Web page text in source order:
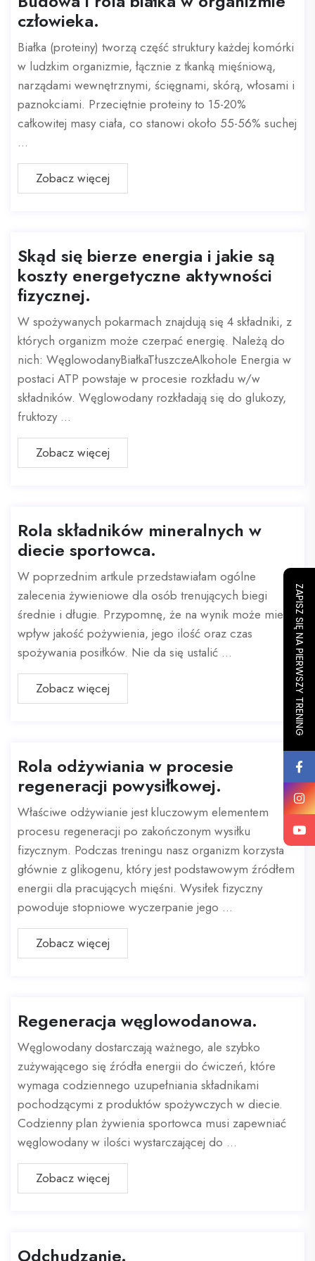
człowieka.
Białka (proteiny) tworzą część struktury każdej komórki
w ludzkim organizmie, łącznie z tkanką mięśniową,
narządami wewnętrznymi, ścięgnami, skórą, włosami i
paznokciami. Przeciętnie proteiny to 15-20%
całkowitej masy ciała, co stanowi około 55-56% suchej
...
Zobacz więcej
Skąd się bierze energia i jakie są
koszty energetyczne aktywności
fizycznej.
W spożywanych pokarmach znajdują się 4 składniki, z
których organizm może czerpać energię. Należą do
nich: WęglowodanyBiałkaTłuszczeAlkohole Energia w
postaci ATP powstaje w procesie rozkładu w/w
składników. Węglowodany rozkładają się do glukozy,
fruktozy ...
Zobacz więcej
Rola składników mineralnych w
diecie sportowca.
W poprzednim artkule przedstawiałam ogólne
zalecenia żywieniowe dla osób trenujących biegi
średnie i długie. Przypomnę, że na wynik może mieć
wpływ jakość pożywienia, jego ilość oraz czas
spożywania posiłków. Nie da się ustalić ...
Zobacz więcej
Rola odżywiania w procesie
regeneracji powysiłkowej.
Właściwe odżywianie jest kluczowym elementem
procesu regeneracji po zakończonym wysiłku
fizycznym. Podczas treningu nasz organizm korzysta
głównie z glikogenu, który jest podstawowym źródłem
energii dla pracujących mięśni. Wysiłek fizyczny
powoduje stopniowe wyczerpanie jego ...
Zobacz więcej
Regeneracja węglowodanowa.
Węglowodany dostarczają ważnego, ale szybko
zużywającego się źródła energii do ćwiczeń, które
wymaga codziennego uzupełniania składnikami
pochodzącymi z produktów spożywczych w diecie.
Codzienny plan żywienia sportowca musi zapewniać
węglowodany w ilości wystarczającej do ...
Zobacz więcej
Odchudzanie.
ZAPISZ SIĘ NA PIERWSZY TRENING